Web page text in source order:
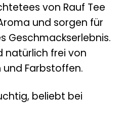
von Rauf Tee
und sorgen für
Geschmackserlebnis.
natürlich frei von
Farbstoffen.
beliebt bei